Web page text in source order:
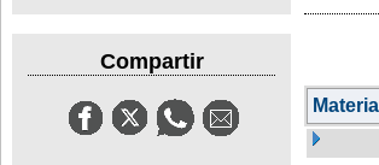
Compartir